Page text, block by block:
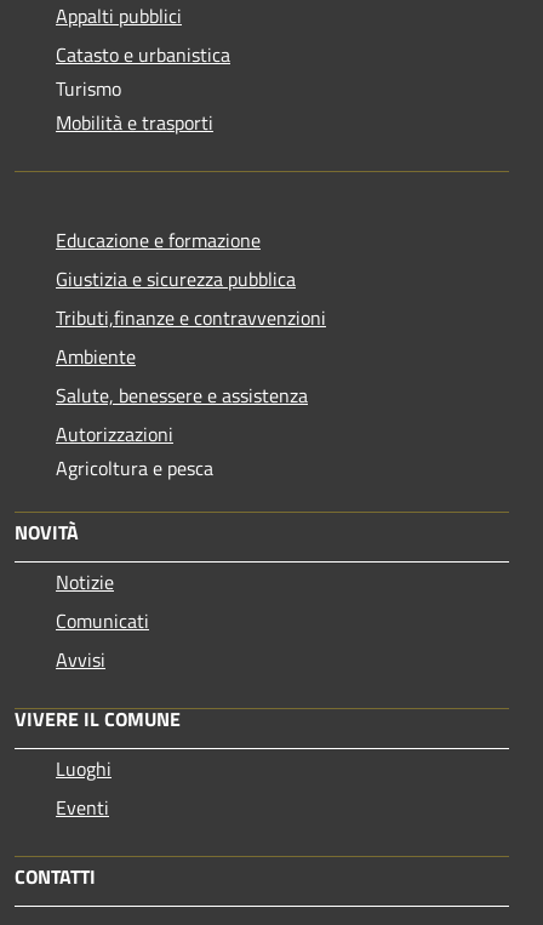
Appalti pubblici
Catasto e urbanistica
Turismo
Mobilità e trasporti
Educazione e formazione
Giustizia e sicurezza pubblica
Tributi,finanze e contravvenzioni
Ambiente
Salute, benessere e assistenza
Autorizzazioni
Agricoltura e pesca
NOVITÀ
Notizie
Comunicati
Avvisi
VIVERE IL COMUNE
Luoghi
Eventi
CONTATTI